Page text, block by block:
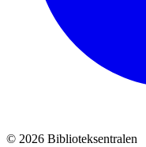
© 2026 Biblioteksentralen